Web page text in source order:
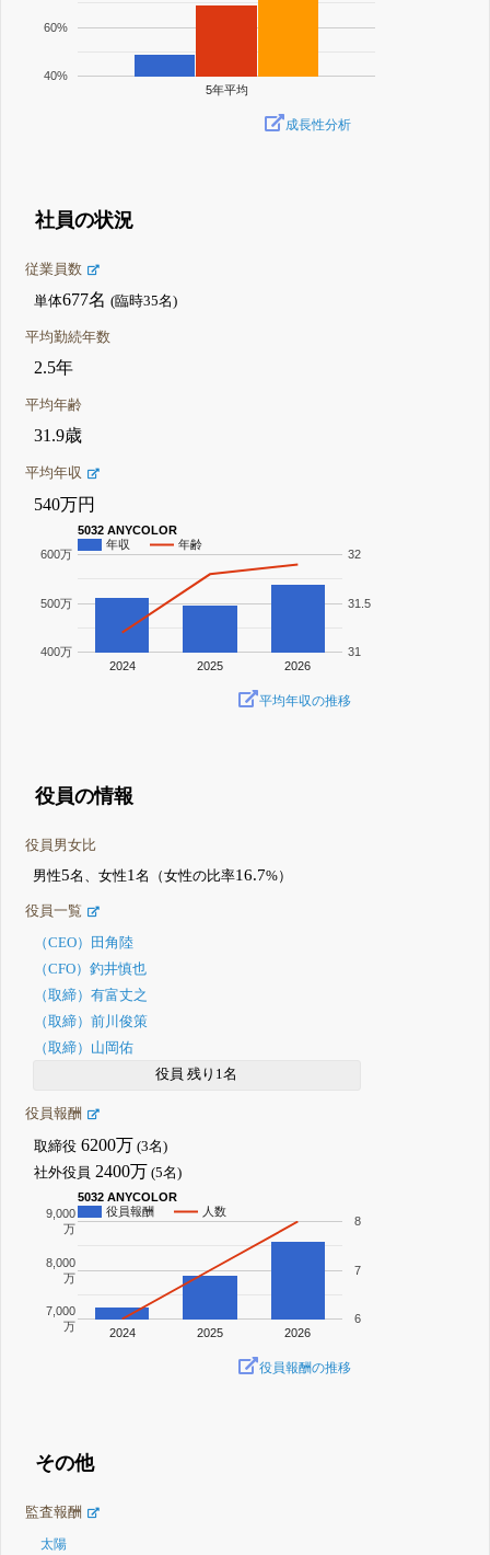
5年平均
40%
60%
成長性分析
社員の状況
従業員数
単体677名(臨時35名)
平均勤続年数
2.5年
平均年齢
31.9歳
平均年収
540万円
5032 ANYCOLOR
年収
年齢
2024 2025 2026
400万
500万
600万
31
31.5
32
平均年収の推移
役員の情報
役員男女比
男性5名、女性1 名（女性の比率16.7%）
役員一覧
（CEO）田角陸
（CFO）釣井慎也
（取締）有富丈之
（取締）前川俊策
（取締）山岡佑
役員 残り1名
役員報酬
取締役 6200万 (3名)
社外役員 2400万 (5名)
5032 ANYCOLOR
役員報酬
人数
2024 2025 2026
7,000
万
8,000
万
9,000
万
6
7
8
役員報酬の推移
その他
監査報酬
太陽